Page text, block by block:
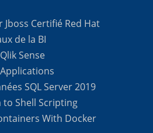
Jboss Certifié Red Hat
de la BI
Sense
SQL Server 2019
Shell Scripting
With Docker